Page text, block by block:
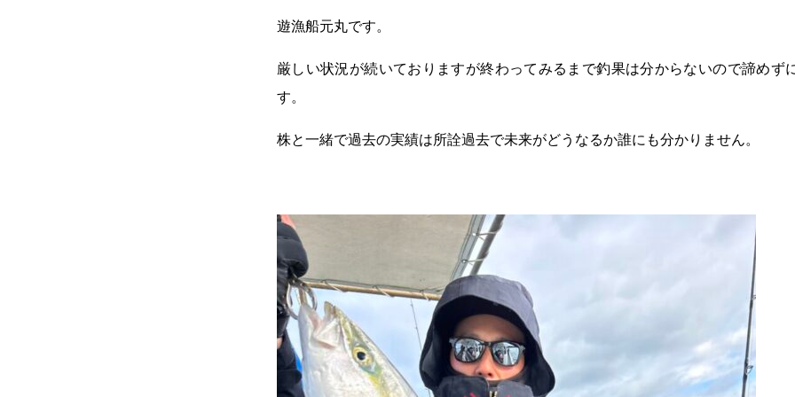
遊漁船元丸です。
厳しい状況が続いておりますが終わってみるまで釣果は分からないので諦めず
す。
株と一緒で過去の実績は所詮過去で未来がどうなるか誰にも分かりません。